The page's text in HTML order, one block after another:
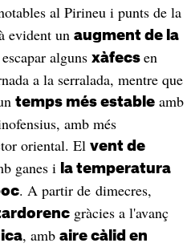
al Pirineu i punts de la
evident un augment de la
alguns xàfecs en
a la serralada, mentre que
temps més estableamb
amb més
oriental. El vent de
ganes i la temperatura
. A partir de dimecres,
gràcies a l'avanç
, amb aire càlid en